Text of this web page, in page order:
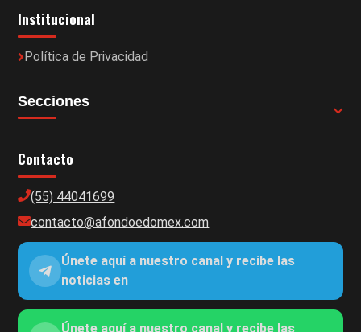
Institucional
Política de Privacidad
Secciones
Contacto
(55) 44041699
contacto@afondoedomex.com
Únete aquí a nuestro canal y recibe las
noticias en
Únete aquí a nuestro canal y recibe las